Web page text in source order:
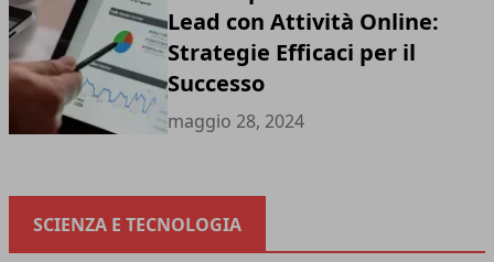
Lead con Attività Online:
Strategie Efficaci per il
Successo
maggio 28, 2024
SCIENZA E TECNOLOGIA